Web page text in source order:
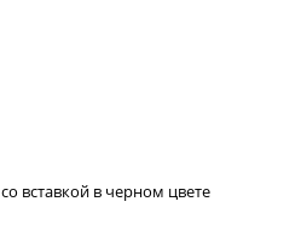
вставкой в черном цвете